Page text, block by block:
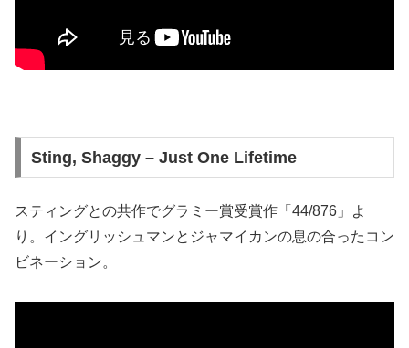
Sting, Shaggy – Just One Lifetime
スティングとの共作でグラミー賞受賞作「44/876」よ
り。イングリッシュマンとジャマイカンの息の合ったコン
ビネーション。